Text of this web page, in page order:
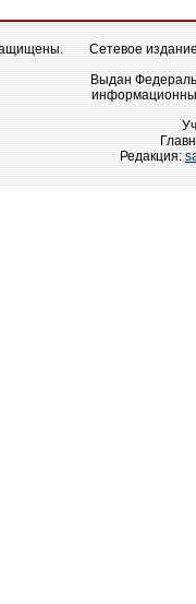
Сетевое
Выдан
Редакция: